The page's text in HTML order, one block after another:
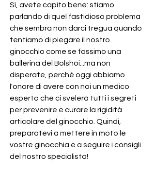
Sì, avete capito bene: stiamo
parlando di quel fastidioso problema
che sembra non darci tregua quando
tentiamo di piegare il nostro
ginocchio come se fossimo una
ballerina del Bolshoi...ma non
disperate, perché oggi abbiamo
l'onore di avere con noi un medico
esperto che ci svelerà tutti i segreti
per prevenire e curare la rigidità
articolare del ginocchio. Quindi,
preparatevi a mettere in moto le
vostre ginocchia e a seguire i consigli
del nostro specialista!